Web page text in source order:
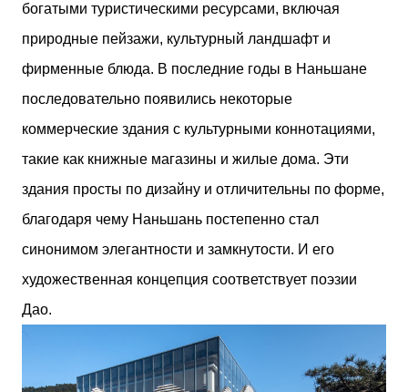
рождения в Алайярви. Получив диплом
Хельсинкского технического университета в 1923
ранних проектах прослеживались черты
нордического классицизма, то после свадебного
и соратницей Айно Марсио, его взгляды
претерпели изменения под влиянием
европейского модернизма. К 1930-м годам в
работах Аа...
богатыми туристическими ресурсами, включая
природные пейзажи, культурный ландшафт и
фирменные блюда. В последние годы в Наньшане
последовательно появились некоторые
коммерческие здания с культурными коннотациями,
такие как книжные магазины и жилые дома. Эти
здания просты по дизайну и отличительны по форме,
благодаря чему Наньшань постепенно стал
синонимом элегантности и замкнутости. И его
художественная концепция соответствует поэзии
Дао.